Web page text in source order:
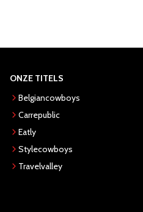
ONZE TITELS
Belgiancowboys
Carrepublic
Eatly
Stylecowboys
Travelvalley